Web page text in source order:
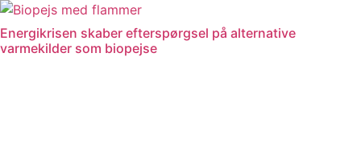
Videre
til
indhold
Energikrisen skaber efterspørgsel på alternative
varmekilder som biopejse